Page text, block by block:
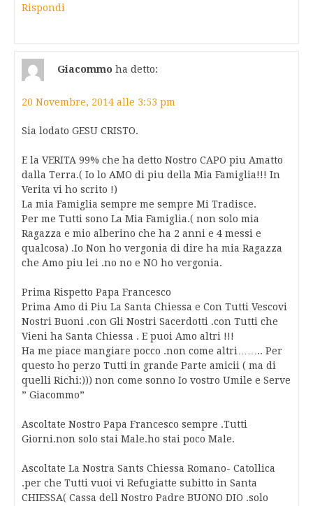
Rispondi
Giacommo ha detto:
20 Novembre, 2014 alle 3:53 pm
Sia lodato GESU CRISTO.
E la VERITA 99% che ha detto Nostro CAPO piu Amatto
dalla Terra.( Io lo AMO di piu della Mia Famiglia!!! In
Verita vi ho scrito !)
La mia Famiglia sempre me sempre Mi Tradisce.
Per me Tutti sono La Mia Famiglia.( non solo mia
Ragazza e mio alberino che ha 2 anni e 4 messi e
qualcosa) .Io Non ho vergonia di dire ha mia Ragazza
che Amo piu lei .no no e NO ho vergonia.
Prima Rispetto Papa Francesco
Prima Amo di Piu La Santa Chiessa e Con Tutti Vescovi
Nostri Buoni .con Gli Nostri Sacerdotti .con Tutti che
Vieni ha Santa Chiessa . E puoi Amo altri !!!
Ha me piace mangiare pocco .non come altri…….. Per
questo ho perzo Tutti in grande Parte amicii ( ma di
quelli Richi:))) non come sonno Io vostro Umile e Serve
” Giacommo”
Ascoltate Nostro Papa Francesco sempre .Tutti
Giorni.non solo stai Male.ho stai poco Male.
Ascoltate La Nostra Sants Chiessa Romano- Catollica
.per che Tutti vuoi vi Refugiatte subitto in Santa
CHIESSA( Cassa dell Nostro Padre BUONO DIO .solo